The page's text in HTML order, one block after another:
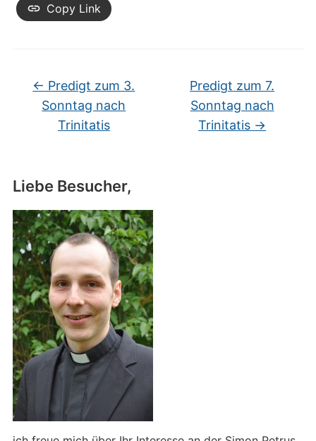
Liebe Besucher,
Copy Link
← Predigt zum 3.
Sonntag nach
Trinitatis
Predigt zum 7.
Sonntag nach
Trinitatis →